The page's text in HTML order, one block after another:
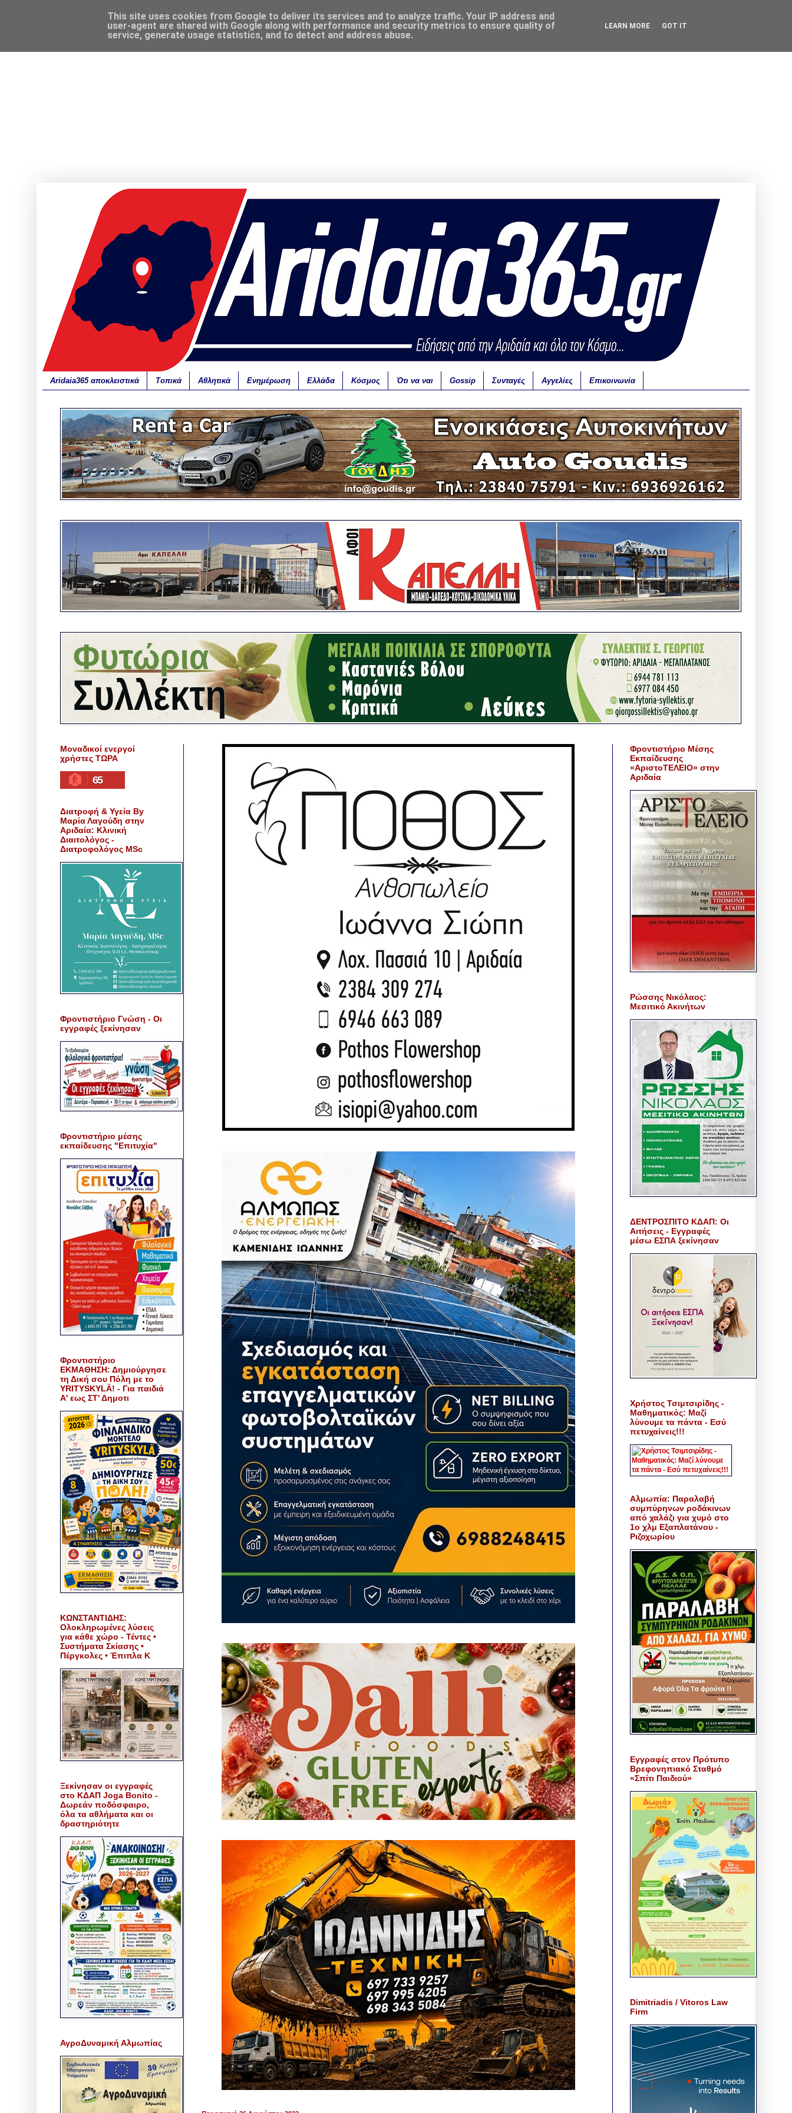
Aridaia365 αποκλειστικά Τοπικά Αθλητικά Ενημέρωση Ελλάδα Κόσμος Ότι να ναι Gossip Συνταγές Αγγελίες Επικοινωνία
Μοναδικοί ενεργοί
χρήστες ΤΩΡΑ
65
Διατροφή & Υγεία By
Μαρία Λαγούδη στην
Αριδαία: Κλινική
Διαιτολόγος -
Διατροφολόγος MSc
Φροντιστήριο Γνώση - Οι
εγγραφές ξεκίνησαν
Φροντιστήριο μέσης
εκπαίδευσης "Επιτυχία"
Φροντιστήριο
ΕΚΜΑΘΗΣΗ: Δημιούργησε
τη Δική σου Πόλη με το
YRITYSKYLÄ! - Για παιδιά
Α' εως ΣΤ' Δημοτι
ΚΩΝΣΤΑΝΤΙΔΗΣ:
Ολοκληρωμένες λύσεις
για κάθε χώρο - Τέντες •
Συστήματα Σκίασης •
Πέργκολες • Έπιπλα Κ
Ξεκίνησαν οι εγγραφές
στο ΚΔΑΠ Joga Bonito -
Δωρεάν ποδόσφαιρο,
όλα τα αθλήματα και οι
δραστηριότητε
ΑγροΔυναμική Αλμωπίας
Φροντιστήριο Μέσης
Εκπαίδευσης
«ΑριστοΤΕΛΕΙΟ» στην
Αριδαία
Ρώσσης Νικόλαος:
Μεσιτικό Ακινήτων
ΔΕΝΤΡΟΣΠΙΤΟ ΚΔΑΠ: Οι
Αιτήσεις - Εγγραφές
μέσω ΕΣΠΑ ξεκίνησαν
Χρήστος Τσιμτσιρίδης -
Μαθηματικός: Μαζί
λύνουμε τα πάντα - Εσύ
πετυχαίνεις!!!
Αλμωπία: Παραλαβή
συμπύρηνων ροδάκινων
από χαλάζι για χυμό στο
1ο χλμ Εξαπλατάνου -
Ριζοχωρίου
Εγγραφές στον Πρότυπο
Βρεφονηπιακό Σταθμό
«Σπίτι Παιδιού»
Dimitriadis / Vitoros Law
Firm
This site uses cookies from Google to deliver its services and to analyze traffic. Your IP address and
user-agent are shared with Google along with performance and security metrics to ensure quality of
service, generate usage statistics, and to detect and address abuse.
LEARN MORE GOT IT